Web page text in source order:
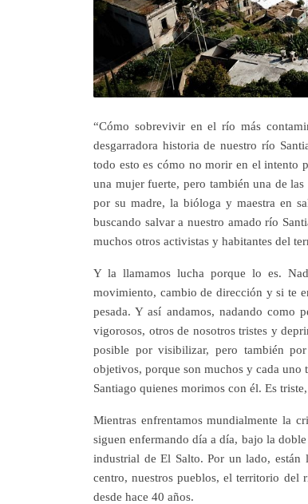
“Cómo sobrevivir en el río más
desgarradora historia de nuestro río
todo esto es cómo no morir en el intento
una mujer fuerte, pero también una de
por su madre, la bióloga y maestra en
buscando salvar a nuestro amado río
muchos otros activistas y habitantes del
Y la llamamos lucha porque lo es.
movimiento, cambio de dirección y si te
pesada. Y así andamos, nadando como
vigorosos, otros de nosotros tristes y
posible por visibilizar, pero también
objetivos, porque son muchos y cada uno
Santiago quienes morimos con él. Es
Mientras enfrentamos mundialmente la
siguen enfermando día a día, bajo la
industrial de El Salto. Por un lado,
centro, nuestros pueblos, el territorio del
desde hace 40 años.